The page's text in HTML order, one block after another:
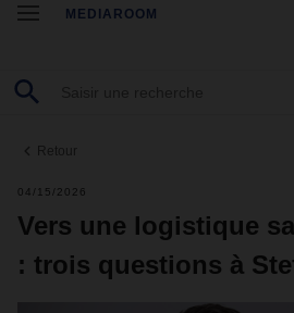
MEDIAROOM
Retour
04/15/2026
Vers une logistique
: trois questions à